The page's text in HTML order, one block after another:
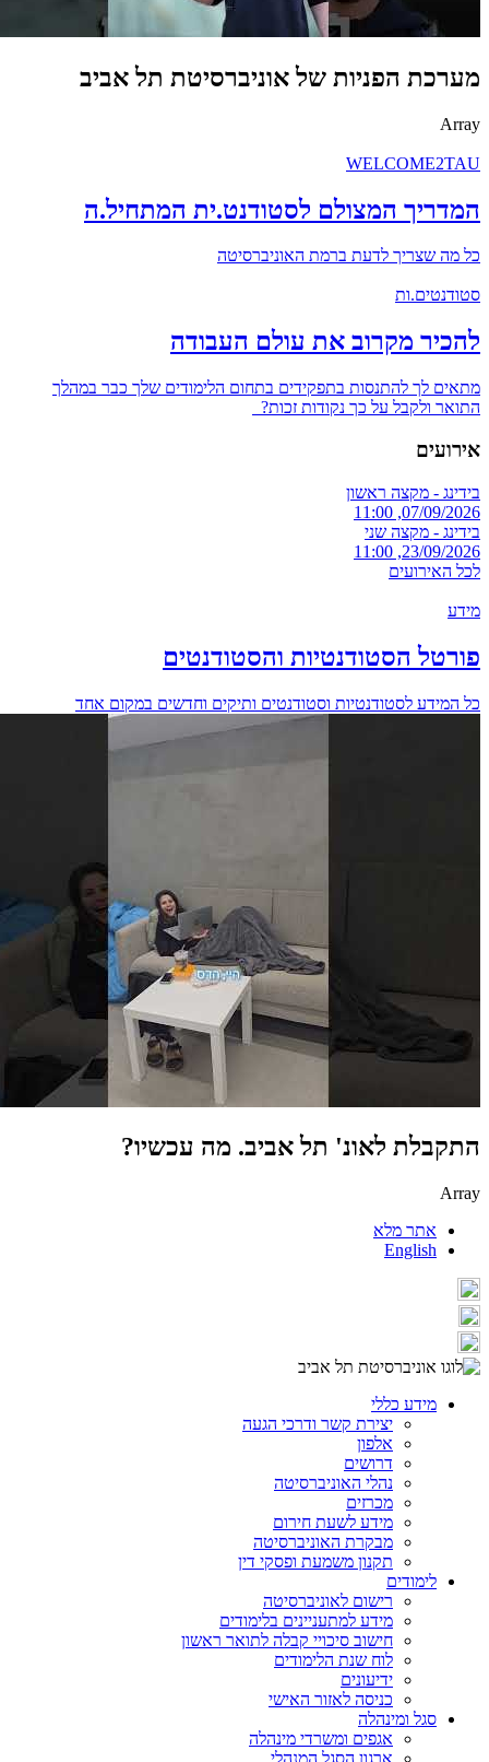
מערכת הפניות של אוניברסיטת תל אביב
Array
WELCOME2TAU
המדריך המצולם לסטודנט.ית המתחיל.ה
כל מה שצריך לדעת ברמת האוניברסיטה
סטודנטים.ות
להכיר מקרוב את עולם העבודה
מתאים לך להתנסות בתפקידים בתחום הלימודים שלך כבר במהלך
התואר ולקבל על כך נקודות זכות?
אירועים
בידינג - מקצה ראשון
07/09/2026, 11:00
בידינג - מקצה שני
23/09/2026, 11:00
לכל האירועים
מידע
פורטל הסטודנטיות והסטודנטים
כל המידע לסטודנטיות וסטודנטים ותיקים וחדשים במקום אחד
התקבלת לאונ' תל אביב. מה עכשיו?
Array
אתר מלא
English
מידע כללי
יצירת קשר ודרכי הגעה
אלפון
דרושים
נהלי האוניברסיטה
מכרזים
מידע לשעת חירום
מבקרת האוניברסיטה
תקנון משמעת ופסקי דין
לימודים
רישום לאוניברסיטה
מידע למתעניינים בלימודים
חישוב סיכויי קבלה לתואר ראשון
לוח שנת הלימודים
ידיעונים
כניסה לאזור האישי
סגל ומינהלה
אגפים ומשרדי מינהלה